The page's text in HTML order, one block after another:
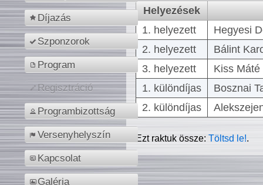
Díjazás
Szponzorok
Program
Regisztráció
Programbizottság
Versenyhelyszín
Kapcsolat
Galéria
Helyezések
1. helyezett
Hegyesi
2. helyezett
Bálint
3. helyezett
Kiss
1. különdíjas
Bosznai
2. különdíjas
Ezt raktuk össze:Töltsd le!.